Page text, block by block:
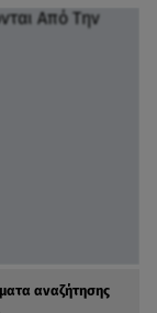
αναζήτησης